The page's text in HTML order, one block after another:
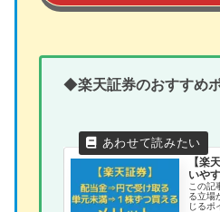
◆楽天証券のおすすめ
【楽
いや
この記
る立場
じるポ